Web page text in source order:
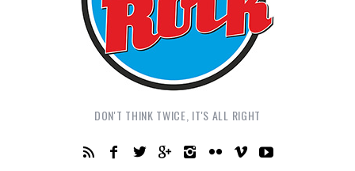
DON'T THINK TWICE, IT'S ALL RIGHT